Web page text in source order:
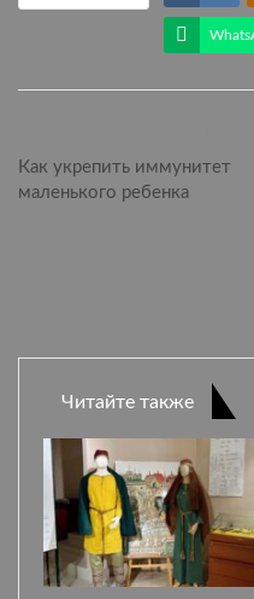
Как укрепить иммунитет
маленького ребенка
Читайте также